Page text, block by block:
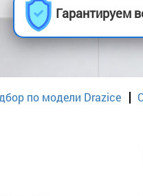
Гарантируем
по модели Drazice